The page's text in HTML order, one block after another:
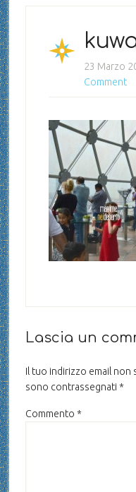
23 Marzo
Comment
Lascia un
Il tuo indirizzo email non
sono contrassegnati *
Commento *